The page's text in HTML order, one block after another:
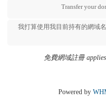
Transfer your
我打算使用我目前持有的網域
免費網域註冊
Powered by